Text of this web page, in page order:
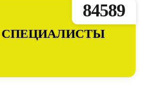
84589
СПЕЦИАЛИСТЫ